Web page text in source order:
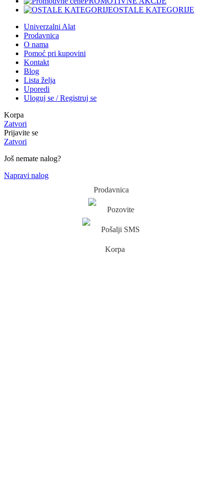
OSTALE KATEGORIJE
Univerzalni Alat
Prodavnica
O nama
Pomoć pri kupovini
Kontakt
Blog
Lista želja
Uporedi
Uloguj se / Registruj se
Korpa
Zatvori
Prijavite se
Zatvori
Još nemate nalog?
Napravi nalog
Prodavnica
Pozovite
Pošalji SMS
Korpa